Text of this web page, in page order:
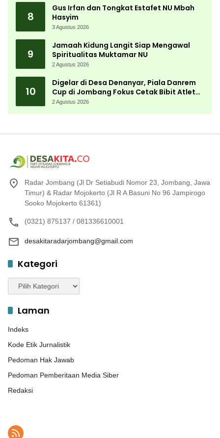
8
Gus Irfan dan Tongkat Estafet NU Mbah
Hasyim
3 Agustus 2026
9
Jamaah Kidung Langit Siap Mengawal
Spiritualitas Muktamar NU
2 Agustus 2026
10
Digelar di Desa Denanyar, Piala Danrem
Cup di Jombang Fokus Cetak Bibit Atlet
Menembak Berprestasi
2 Agustus 2026
Radar Jombang (Jl Dr Setiabudi Nomor 23, Jombang, Jawa
Timur) & Radar Mojokerto (Jl R A Basuni No 96 Jampirogo
Sooko Mojokerto 61361)
(0321) 875137 / 081336610001
desakitaradarjombang@gmail.com
Kategori
Kategori
Laman
Indeks
Kode Etik Jurnalistik
Pedoman Hak Jawab
Pedoman Pemberitaan Media Siber
Redaksi